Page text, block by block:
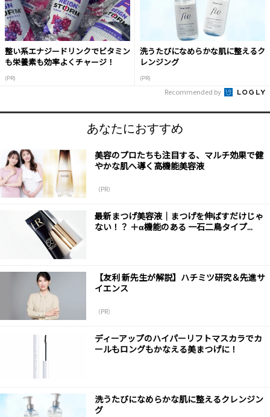
整い系エナジードリンクでビタミン
も栄養素も効率よくチャージ！
(PR)
洗うたびになめらかな肌に整えるク
レンジング
(PR)
Recommended by
あなたにおすすめ
美容のプロたちも注目する、マルチ効果で健
やかな肌へ導く高機能美容液
（PR）
最新まつげ美容液｜まつげを伸ばすだけじゃ
ない！？ ＋α機能のある 一石二鳥タイプ...
【友利 新先生が解説】ハチミツ研究＆先進サ
イエンス
（PR）
ディーアップのハイパーリフトマスカラでカ
ールもロングもかなえる美まつげに！
洗うたびになめらかな肌に整えるクレンジン
グ